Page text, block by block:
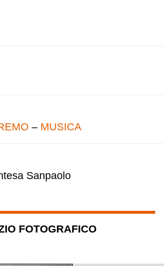
– MUSICA
Sanpaolo
FOTOGRAFICO